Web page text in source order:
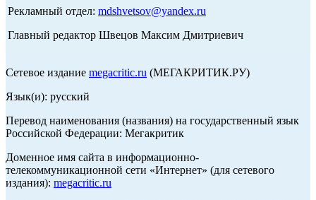
Рекламный отдел: mdshvetsov@yandex.ru
Главный редактор Швецов Максим Дмитриевич
Сетевое издание megacritic.ru (МЕГАКРИТИК.РУ)
Язык(и): русский
Перевод наименования (названия) на государственный язык
Российской Федерации: Мегакритик
Доменное имя сайта в информационно-
телекоммуникационной сети «Интернет» (для сетевого
издания): megacritic.ru